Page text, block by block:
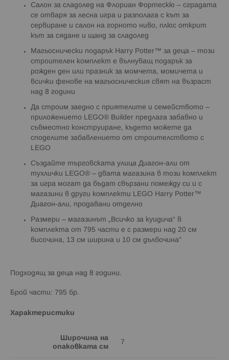
Салон за сладолед на Флориан Фортескю – сградата
се отваря за лесна игра и разполага с кът за
сервиране и салон на горното ниво, плюс открит
кът за сядане и щанд за сладолед
Магьоснически подарък Harry Potter™ за деца – този
строителен комплект е вълнуващ подарък за
рожден ден или празник за момчета, момичета и
всички фенове на магьосническия свят на възраст
над 8 години
Да строим заедно с приятелите и семейството –
приложението LEGO® Builder предлага забавно и
съвместно конструиране, където можете да
споделите забавлението от строителството с
LEGO
Създайте търговската улица Диагон-али от
тухлички LEGO® – двата магазина в този комплект
за игра могат да бъдат свързани помежду си и с
магазини в други комплекти LEGO Harry Potter™
Диагон-али, продавани отделно
Размери – магазинът „Всичко за куидича“ в
комплекта от 795 части е с размери над 20 см
височина, 13 см ширина и 10 см дълбочина"
Подходящ за деца над 8 години.
Брой части: 795 бр.
Характеристики
Широчина на
опаковката см
7